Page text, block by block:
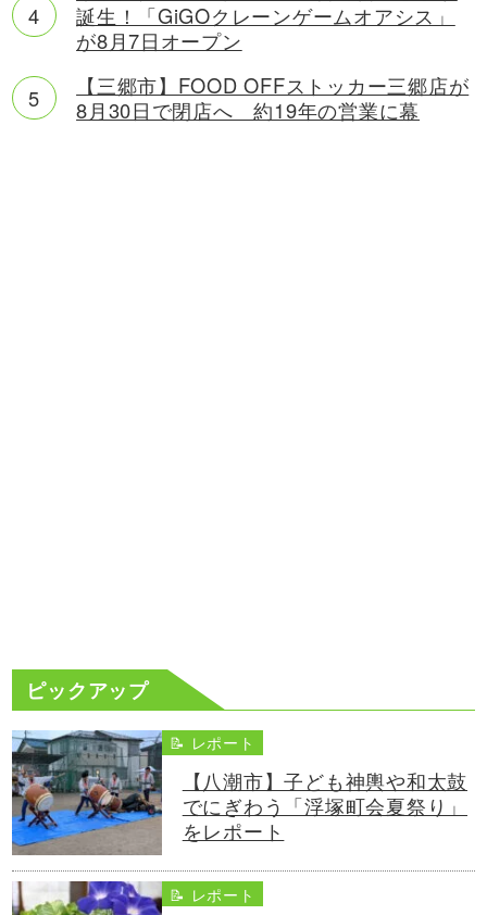
誕生！「GiGOクレーンゲームオアシス」
が8月7日オープン
【三郷市】FOOD OFFストッカー三郷店が
8月30日で閉店へ 約19年の営業に幕
ピックアップ
📝 レポート
【八潮市】子ども神輿や和太鼓
でにぎわう「浮塚町会夏祭り」
をレポート
📝 レポート